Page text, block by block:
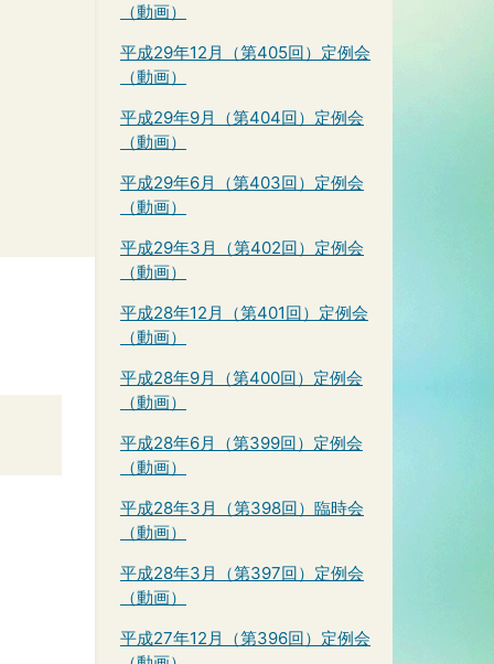
（動画）
平成29年12月（第405回）定例会
（動画）
平成29年9月（第404回）定例会
（動画）
平成29年6月（第403回）定例会
（動画）
平成29年3月（第402回）定例会
（動画）
平成28年12月（第401回）定例会
（動画）
平成28年9月（第400回）定例会
（動画）
平成28年6月（第399回）定例会
（動画）
平成28年3月（第398回）臨時会
（動画）
平成28年3月（第397回）定例会
（動画）
平成27年12月（第396回）定例会